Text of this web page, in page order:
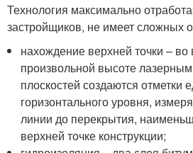
Технология максимально
застройщиков, не имеет сложных
нахождение верхней точки – во
произвольной высоте
плоскостей создаются отметки
горизонтального уровня,
линии до перекрытия,
верхней точке конструкции;